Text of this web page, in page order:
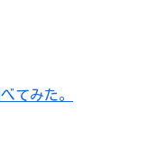
てみた。